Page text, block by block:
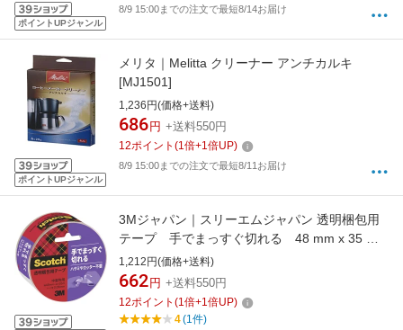
ポイントUPジャンル
8/9 15:00までの注文で最短8/14お届け
ポイントUPジャンル
メリタ｜Melitta クリーナー アンチカルキ
[MJ1501]
1,236円(価格+送料)
686 円 +送料550円
12ポイント (1倍+1倍UP)
8/9 15:00までの注文で最短8/11お届け
3Mジャパン｜スリーエムジャパン 透明梱包用
テープ 手でまっすぐ切れる 48 mm x 35 m
Scotch(スコッチ) 透明 3842K【rb_mmmp】
1,212円(価格+送料)
662 円 +送料550円
12ポイント (1倍+1倍UP)
4(1件)